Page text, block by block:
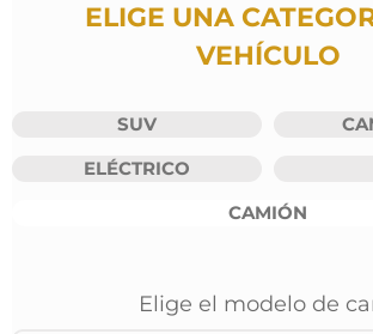
ELIGE UNA
VEHÍCULO
SUV
ELÉCTRICO
CAMIÓN
Elige el modelo de